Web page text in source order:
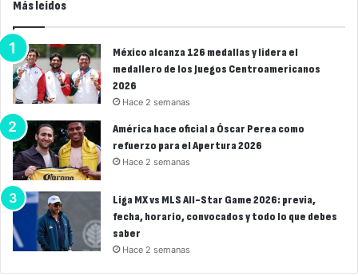
Más leídos
México alcanza 126 medallas y lidera el
medallero de los Juegos Centroamericanos
2026
Hace 2 semanas
América hace oficial a Óscar Perea como
refuerzo para el Apertura 2026
Hace 2 semanas
Liga MX vs MLS All-Star Game 2026: previa,
fecha, horario, convocados y todo lo que debes
saber
Hace 2 semanas